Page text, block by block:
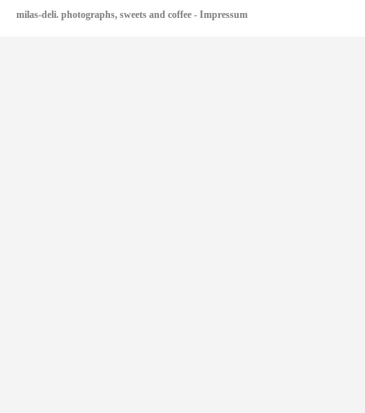
milas-deli. photographs, sweets and coffee - Impressum